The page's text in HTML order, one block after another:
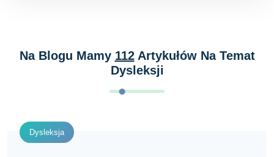
Na Blogu Mamy 112Artykułów Na Temat
Dysleksji
Dysleksja